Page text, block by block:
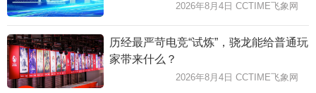
2026年8月4日 CCTIME飞象网
历经最严苛电竞“试炼”，骁龙能给普通玩
家带来什么？
2026年8月4日 CCTIME飞象网